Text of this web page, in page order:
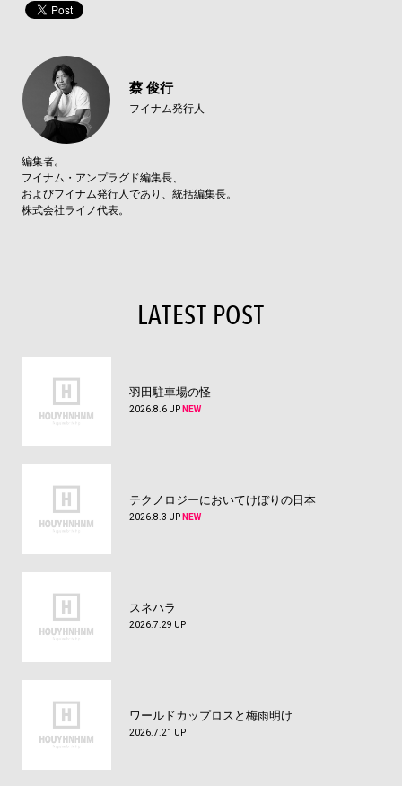
蔡 俊行
フイナム発行人
編集者。
フイナム・アンプラグド編集長、
およびフイナム発行人であり、統括編集長。
株式会社ライノ代表。
LATEST POST
羽田駐車場の怪
2026.8.6 UP NEW
テクノロジーにおいてけぼりの日本
2026.8.3 UP NEW
スネハラ
2026.7.29 UP
ワールドカップロスと梅雨明け
2026.7.21 UP